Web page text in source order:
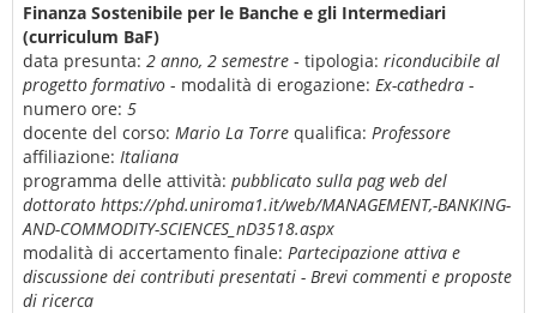
Finanza Sostenibile per le Banche e gli Intermediari
(curriculum BaF)
data presunta: 2 anno, 2 semestre - tipologia: riconducibile al
progetto formativo - modalità di erogazione: Ex-cathedra -
numero ore: 5
docente del corso: Mario La Torre qualifica: Professore
affiliazione: Italiana
programma delle attività: pubblicato sulla pag web del
dottorato https://phd.uniroma1.it/web/MANAGEMENT,-BANKING-
AND-COMMODITY-SCIENCES_nD3518.aspx
modalità di accertamento finale: Partecipazione attiva e
discussione dei contributi presentati - Brevi commenti e proposte
di ricerca